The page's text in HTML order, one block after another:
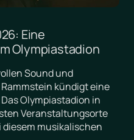
Eine
Olympiastadion
Sound und
kündigt eine
Olympiastadion in
Veranstaltungsorte
musikalischen